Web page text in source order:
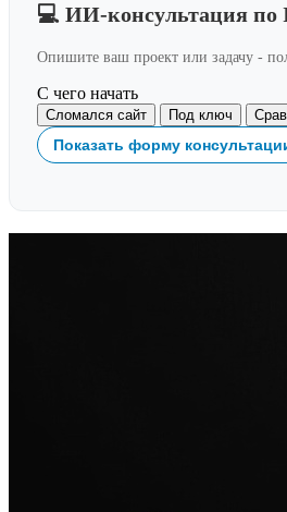
💻 ИИ-консультация по
Опишите ваш проект или задачу -
С чего начать
Сломался сайт Под ключ
Показать форму